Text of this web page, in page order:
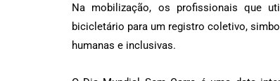
Na mobilização, os profissionais que
bicicletário para um registro coletivo,
humanas e inclusivas.